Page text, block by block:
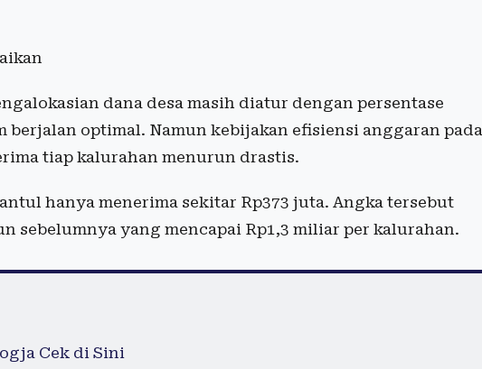
dana desa masih diatur dengan persentase
berjalan optimal. Namun kebijakan efisiensi anggaran pada
tiap kalurahan menurun drastis.
hanya menerima sekitar Rp373 juta. Angka tersebut
sebelumnya yang mencapai Rp1,3 miliar per kalurahan.
Cek di Sini